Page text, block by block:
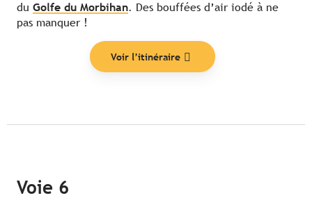
du Golfe du Morbihan. Des bouffées d’air iodé à ne
pas manquer !
Voir l’itinéraire
Voie 6